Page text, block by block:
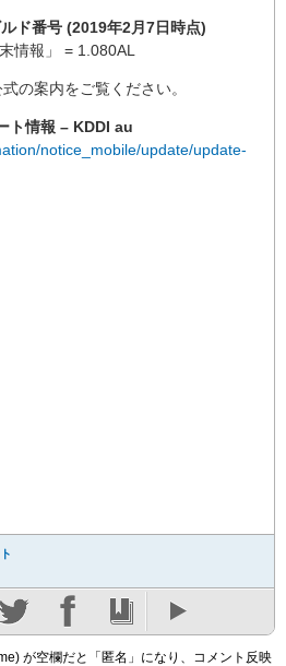
ド番号 (2019年2月7日時点)
情報」 = 1.080AL
の案内をご覧ください。
ト情報 – KDDI au
notice_mobile/update/update-
が空欄だと「匿名」になり、コメント反映